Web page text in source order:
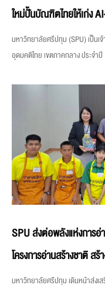
ใหม่ปั้นบัณฑิตไทยให้เก่ง
มหาวิทยาลัยศรีปทุม (SPU) เป็น
อุดมคติไทย เขตภาคกลาง ประจำปี
SPU ส่งต่อพลังแห่งการ
โครงการอ่านสร้างชาติ ส
มหาวิทยาลัยศรีปทุม เดินหน้าส่งเ